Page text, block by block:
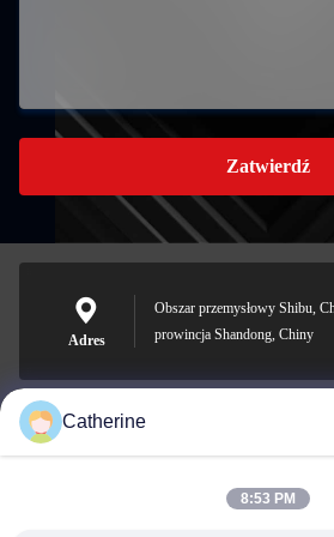
Zatwierdź
Adres
Obszar przemysłowy Shibu,
prowincja Shandong, Chiny
Catherine
8:53 PM